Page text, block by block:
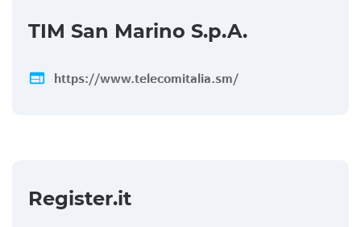
TIM San Marino S.p.A.
web https://www.telecomitalia.sm/
Register.it